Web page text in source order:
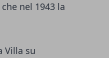
nel 1943 la
Villa su